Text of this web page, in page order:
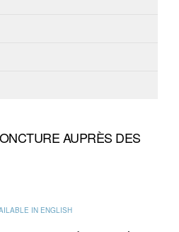
AUPRÈS DES
IN ENGLISH